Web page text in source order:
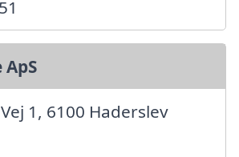
1, 6100 Haderslev